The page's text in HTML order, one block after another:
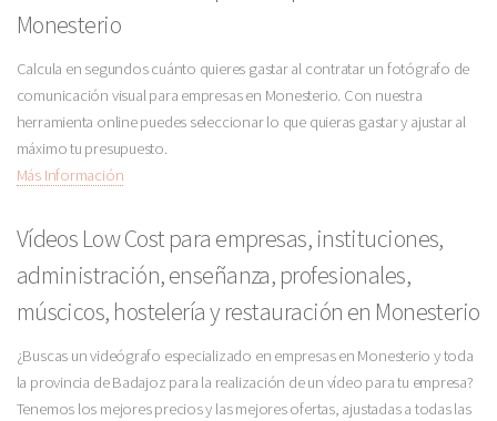
Monesterio
Calcula en segundos cuánto quieres gastar al contratar un fotógrafo de
comunicación visual para empresas en Monesterio. Con nuestra
herramienta online puedes seleccionar lo que quieras gastar y ajustar al
máximo tu presupuesto.
Más Información
Vídeos Low Cost para empresas, instituciones,
administración, enseñanza, profesionales,
múscicos, hostelería y restauración en Monesterio
¿Buscas un videógrafo especializado en empresas en Monesterio y toda
la provincia de Badajoz para la realización de un vídeo para tu empresa?
Tenemos los mejores precios y las mejores ofertas, ajustadas a todas las